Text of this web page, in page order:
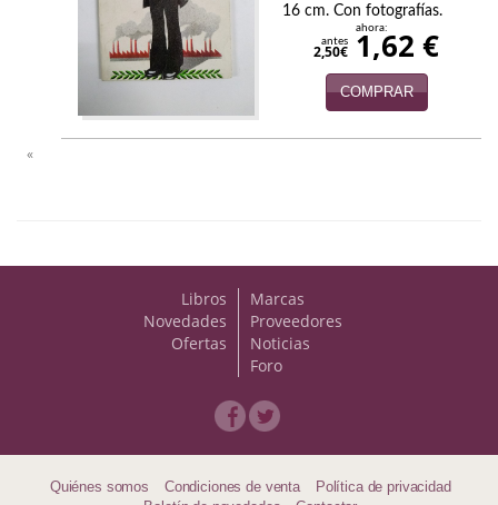
Novela Extranjera
16 cm. Con fotografías.
antes
2,50€
ahora:
1,62 €
COMPRAR
«
Libros
Novedades
Ofertas
Marcas
Proveedores
Noticias
Foro
Quiénes somos Condiciones de venta
Política de privacidad